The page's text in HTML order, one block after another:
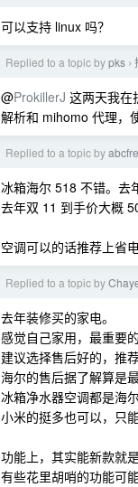
可以支持 linux 吗？
Replied to a topic bypks ›
@ProkillerJ 这两天我在
解析和 mihomo 代理，
Replied to a topic by
冰箱海尔 518 不错。去
去年双 11 到手价大概
空调可以的话推荐上省
Replied to a topic by
去年装修买的家电。
感觉自己家用，最重要
建议选择售后好的，推荐
海尔的售后据了解算是
冰箱净水器空调都是海
小米的挺多也可以，只
功能上，其实能新款就
有些花里胡哨的功能可